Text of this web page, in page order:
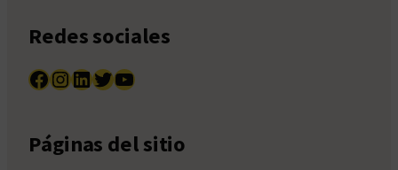
Redes sociales
Facebook InstagramLinkedIn Twitter YouTube
Páginas del sitio